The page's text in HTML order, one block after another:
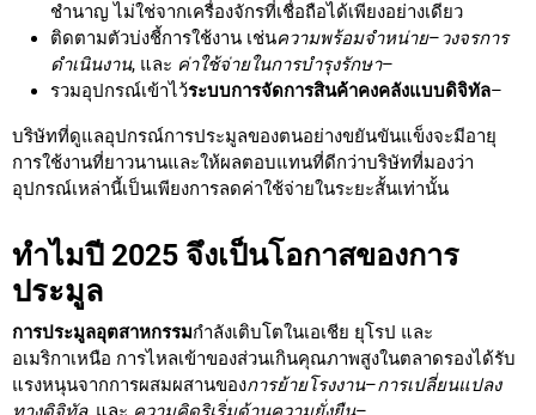
ชำนาญ ไม่ใช่จากเครื่องจักรที่เชื่อถือได้เพียงอย่างเดียว
ติดตามตัวบ่งชี้การใช้งาน เช่นความพร้อมจำหน่าย–วงจรการ
ดำเนินงาน, และ ค่าใช้จ่ายในการบำรุงรักษา–
รวมอุปกรณ์เข้าไว้ระบบการจัดการสินค้าคงคลังแบบดิจิทัล–
บริษัทที่ดูแลอุปกรณ์การประมูลของตนอย่างขยันขันแข็งจะมีอายุ
การใช้งานที่ยาวนานและให้ผลตอบแทนที่ดีกว่าบริษัทที่มองว่า
อุปกรณ์เหล่านี้เป็นเพียงการลดค่าใช้จ่ายในระยะสั้นเท่านั้น
ทำไมปี 2025 จึงเป็นโอกาสของการ
ประมูล
การประมูลอุตสาหกรรมกำลังเติบโตในเอเชีย ยุโรป และ
อเมริกาเหนือ การไหลเข้าของส่วนเกินคุณภาพสูงในตลาดรองได้รับ
แรงหนุนจากการผสมผสานของการย้ายโรงงาน–การเปลี่ยนแปลง